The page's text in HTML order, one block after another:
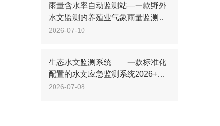
雨量含水率自动监测站—一款野外
水文监测的养殖业气象雨量监测站
2026+派+送
2026-07-10
生态水文监测系统——一款标准化
配置的水文应急监测系统2026+派
+送
2026-07-08